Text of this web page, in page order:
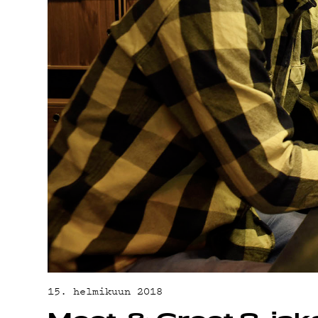
G LIVELAB
TIETOSUOJA
15. helmikuun 2018